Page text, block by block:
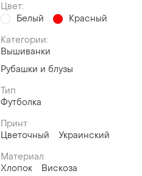
Цвет:
Белый
Красный
Категории:
Вышиванки
Рубашки и блузы
Тип
Футболка
Принт
Цветочный
Украинский
Материал
Хлопок
Вискоза